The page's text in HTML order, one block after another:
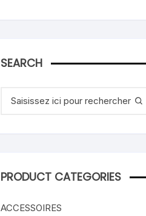
SEARCH
pour
PRODUCT CATEGORIES
ACCESSOIRES